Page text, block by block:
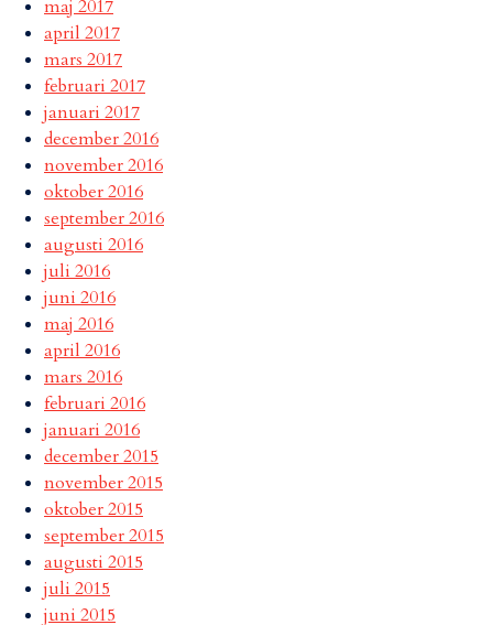
maj 2017
april 2017
mars 2017
februari 2017
januari 2017
december 2016
november 2016
oktober 2016
september 2016
augusti 2016
juli 2016
juni 2016
maj 2016
april 2016
mars 2016
februari 2016
januari 2016
december 2015
november 2015
oktober 2015
september 2015
augusti 2015
juli 2015
juni 2015